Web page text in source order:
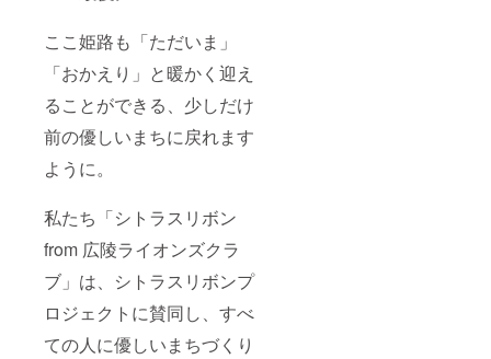
ここ姫路も「ただいま」
「おかえり」と暖かく迎え
ることができる、少しだけ
前の優しいまちに戻れます
ように。
私たち「シトラスリボン
from 広陵ライオンズクラ
ブ」は、シトラスリボンプ
ロジェクトに賛同し、すべ
ての人に優しいまちづくり